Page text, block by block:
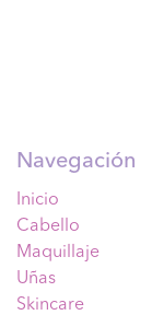
Navegación
Inicio
Cabello
Maquillaje
Uñas
Skincare